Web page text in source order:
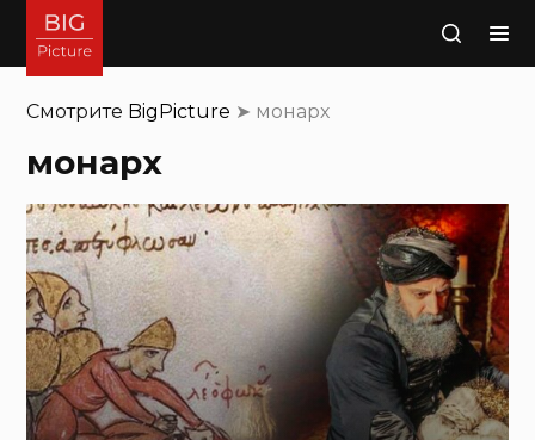
Поиск
Смотрите BigPicture ➤ монарх
монарх